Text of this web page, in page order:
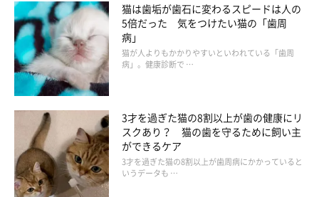
猫は歯垢が歯石に変わるスピードは人の
5倍だった 気をつけたい猫の「歯周
病」
猫が人よりもかかりやすいといわれている「歯周
病」。健康診断で …
3才を過ぎた猫の8割以上が歯の健康にリ
スクあり？ 猫の歯を守るために飼い主
ができるケア
3才を過ぎた猫の8割以上が歯周病にかかっていると
いうデータも …